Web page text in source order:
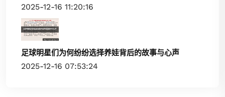
2025-12-16 11:20:16
足球明星们为何纷纷选择养娃背后的故事与心声
2025-12-16 07:53:24